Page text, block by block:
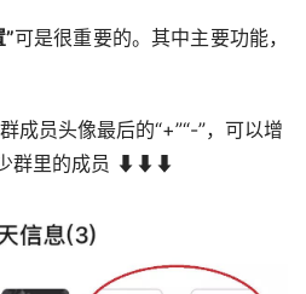
可是很重要的。其中主要功能，
成员头像最后的“+”“-”，可以增
群里的成员 ⬇⬇⬇